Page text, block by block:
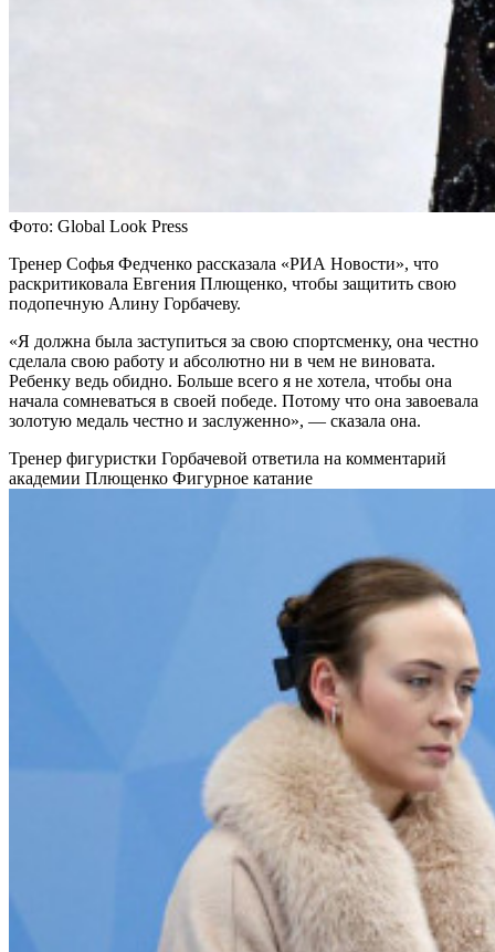
Фото: Global Look Press
Тренер Софья Федченко рассказала «РИА Новости», что
раскритиковала Евгения Плющенко, чтобы защитить свою
подопечную Алину Горбачеву.
«Я должна была заступиться за свою спортсменку, она честно
сделала свою работу и абсолютно ни в чем не виновата.
Ребенку ведь обидно. Больше всего я не хотела, чтобы она
начала сомневаться в своей победе. Потому что она завоевала
золотую медаль честно и заслуженно», — сказала она.
Тренер фигуристки Горбачевой ответила на комментарий
академии Плющенко Фигурное катание